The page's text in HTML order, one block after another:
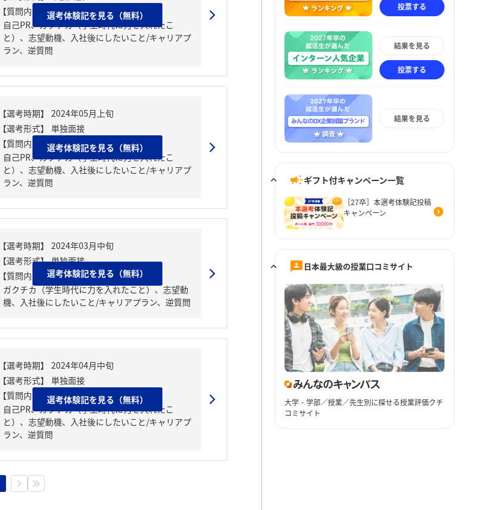
【質問内容・課題】
自己PR、ガクチカ（学生時代に力を入れたこ
と）、志望動機、入社後にしたいこと/キャリアプ
ラン、逆質問
選考体験記を見る（無料）
【質問内容・課題】
自己PR、ガクチカ（学生時代に力を入れたこ
と）、志望動機、入社後にしたいこと/キャリアプ
ラン、逆質問
選考体験記を見る（無料）
【質問内容・課題】
ガクチカ（学生時代に力を入れたこと）、志望動
機、入社後にしたいこと/キャリアプラン、逆質問
選考体験記を見る（無料）
【質問内容・課題】
自己PR、ガクチカ（学生時代に力を入れたこ
と）、志望動機、入社後にしたいこと/キャリアプ
ラン、逆質問
選考体験記を見る（無料）
投票する
結果を見る
投票する
結果を見る
ギフト付キャンペーン一覧
［27卒］本選考体験記投稿
キャンペーン
日本最大級の授業口コミサイト
大学・学部／授業／先生別に探せる授業評価クチ
コミサイト